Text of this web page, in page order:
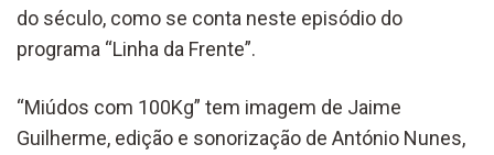
do século, como se conta neste episódio do
programa “Linha da Frente”.
“Miúdos com 100Kg” tem imagem de Jaime
Guilherme, edição e sonorização de António Nunes,